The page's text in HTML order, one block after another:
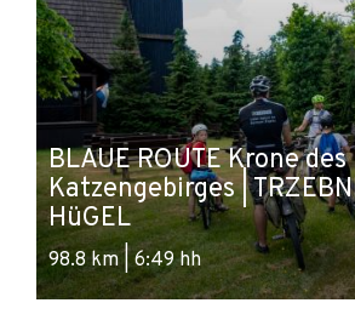
BLAUE ROUTE Krone des
Katzengebirges |
HüGEL
98.8 km | 6:49 hh